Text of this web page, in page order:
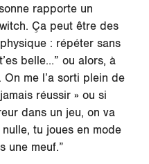
rapporte un
Ça peut être des
: répéter sans
belle…” ou alors, à
On me l’a sorti plein de
réussir » ou si
dans un jeu, on va
tu joues en mode
une meuf.”